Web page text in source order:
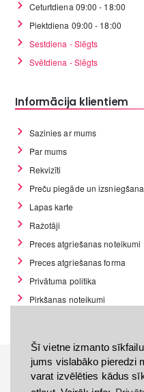
Šī vietne izmanto
jums vislabāko pieredzi
varat izvēlēties kādus
Ceturtdiena 09:00 - 18:00
Piektdiena 09:00 - 18:00
Sestdiena - Slēgts
Svētdiena - Slēgts
Informācija klientiem
Sazinies ar mums
Par mums
Rekvizīti
Preču piegāde un izsniegšana
Lapas karte
Ražotāji
Preces atgriešanas noteikumi
Preces atgriešanas forma
Privātuma politika
Pirkšanas noteikumi
Visas tiesības rezervētas.
Jebkuras Discomania.lv
atļaujas, stingri aizliegta.